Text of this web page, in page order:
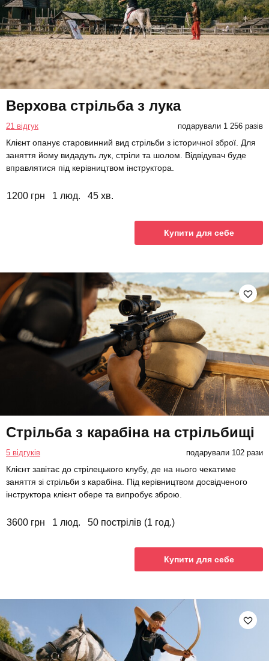
Верхова стрільба з лука
21 відгук подарували 1 256 разів
Клієнт опанує старовинний вид стрільби з історичної зброї. Для
заняття йому видадуть лук, стріли та шолом. Відвідувач буде
вправлятися під керівництвом інструктора.
1200 грн 1 люд. 45 хв.
Купити для себе
Стрільба з карабіна на стрільбищі
5 відгуків подарували 102 рази
Клієнт завітає до стрілецького клубу, де на нього чекатиме
заняття зі стрільби з карабіна. Під керівництвом досвідченого
інструктора клієнт обере та випробує зброю.
3600 грн 1 люд. 50 пострілів (1 год.)
Купити для себе